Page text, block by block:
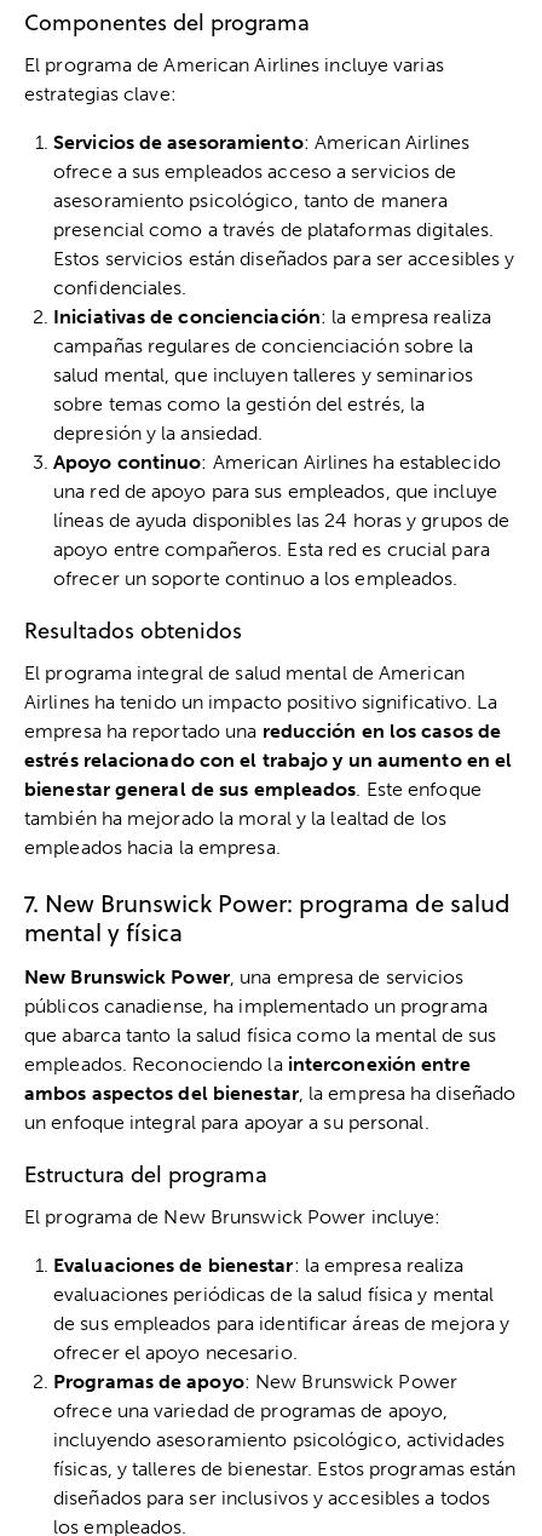
Componentes del programa
El programa de American Airlines incluye varias
estrategias clave:
Servicios de asesoramiento: American Airlines
ofrece a sus empleados acceso a servicios de
asesoramiento psicológico, tanto de manera
presencial como a través de plataformas digitales.
Estos servicios están diseñados para ser accesibles y
confidenciales.
Iniciativas de concienciación: la empresa realiza
campañas regulares de concienciación sobre la
salud mental, que incluyen talleres y seminarios
sobre temas como la gestión del estrés, la
depresión y la ansiedad.
Apoyo continuo: American Airlines ha establecido
una red de apoyo para sus empleados, que incluye
líneas de ayuda disponibles las 24 horas y grupos de
apoyo entre compañeros. Esta red es crucial para
ofrecer un soporte continuo a los empleados.
Resultados obtenidos
El programa integral de salud mental de American
Airlines ha tenido un impacto positivo significativo. La
empresa ha reportado una reducción en los casos de
estrés relacionado con el trabajo y un aumento en el
bienestar general de sus empleados . Este enfoque
también ha mejorado la moral y la lealtad de los
empleados hacia la empresa.
7. New Brunswick Power: programa de salud
mental y física
New Brunswick Power, una empresa de servicios
públicos canadiense, ha implementado un programa
que abarca tanto la salud física como la mental de sus
empleados. Reconociendo la interconexión entre
ambos aspectos del bienestar, la empresa ha diseñado
un enfoque integral para apoyar a su personal.
Estructura del programa
El programa de New Brunswick Power incluye:
Evaluaciones de bienestar: la empresa realiza
evaluaciones periódicas de la salud física y mental
de sus empleados para identificar áreas de mejora y
ofrecer el apoyo necesario.
Programas de apoyo: New Brunswick Power
ofrece una variedad de programas de apoyo,
incluyendo asesoramiento psicológico, actividades
físicas, y talleres de bienestar. Estos programas están
diseñados para ser inclusivos y accesibles a todos
los empleados.